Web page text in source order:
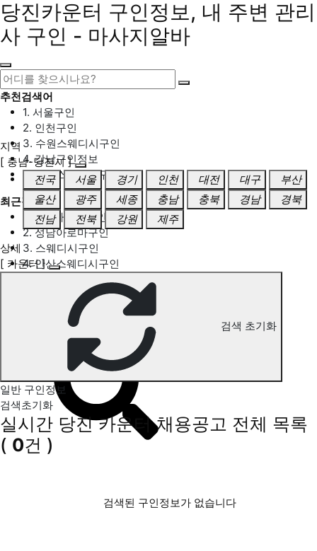
당진카운터 구인정보, 내 주변 관리
사 구인 - 마사지알바
추천검색어
1. 서울구인
2. 인천구인
3. 수원스웨디시구인
4. 강남구인정보
5. 동탄스웨디시구인
최근검색어
1. 일산마사지구인
2. 성남아로마구인
3. 스웨디시구인
4. 안산스웨디시구인
당진 카운터 구인정보
지역
[ 충남-당진시 ]
전국
서울 경기 인천 대전 대구
부산
울산
광주 세종 충남 충북 경남
경북
전남
전북 강원 제주
상세
[ 카운터 ]
검색 초기화
일반 구인정보
검색초기화
실시간 당진 카운터 채용공고 전체 목록
( 0건 )
검색된 구인정보가 없습니다